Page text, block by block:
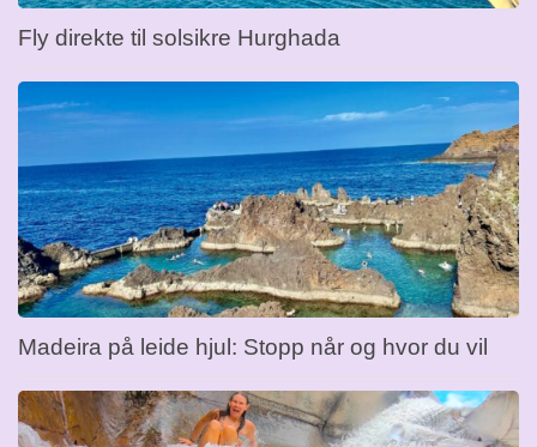
Fly direkte til solsikre Hurghada
Madeira på leide hjul: Stopp når og hvor du vil